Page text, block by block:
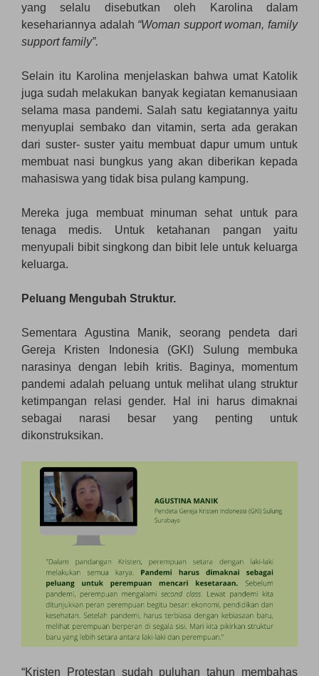
yang selalu disebutkan oleh Karolina dalam
kesehariannya adalah “Woman support woman, family
support family”.
Selain itu Karolina menjelaskan bahwa umat Katolik
juga sudah melakukan banyak kegiatan kemanusiaan
selama masa pandemi. Salah satu kegiatannya yaitu
menyuplai sembako dan vitamin, serta ada gerakan
dari suster- suster yaitu membuat dapur umum untuk
membuat nasi bungkus yang akan diberikan kepada
mahasiswa yang tidak bisa pulang kampung.
Mereka juga membuat minuman sehat untuk para
tenaga medis. Untuk ketahanan pangan yaitu
menyupali bibit singkong dan bibit lele untuk keluarga
keluarga.
Peluang Mengubah Struktur.
Sementara Agustina Manik, seorang pendeta dari
Gereja Kristen Indonesia (GKI) Sulung membuka
narasinya dengan lebih kritis. Baginya, momentum
pandemi adalah peluang untuk melihat ulang struktur
ketimpangan relasi gender. Hal ini harus dimaknai
sebagai narasi besar yang penting untuk
dikonstruksikan.
“Kristen Protestan sudah puluhan tahun membahas